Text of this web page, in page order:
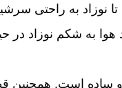
به راحتی
به شکم نوزاد در
ساده است. همچنین